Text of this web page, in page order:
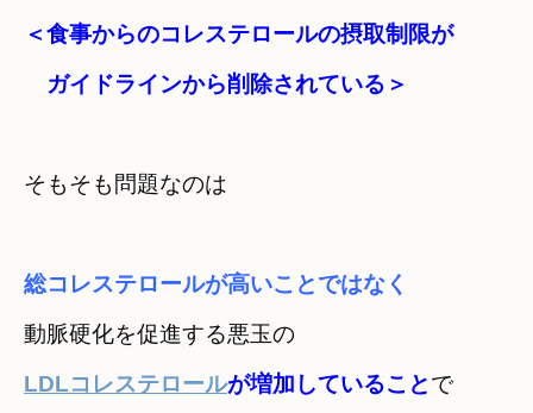
＜食事からのコレステロールの摂取制限が
ガイドラインから削除されている＞
そもそも問題なのは
総コレステロールが高いことではなく
LDLコレステロールが増加していることで